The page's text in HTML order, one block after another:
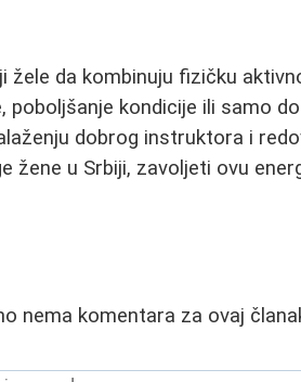
žele da kombinuju fizičku
poboljšanje kondicije ili samo
dobrog instruktora i
žene u Srbiji, zavoljeti ovu
nema komentara za ovaj